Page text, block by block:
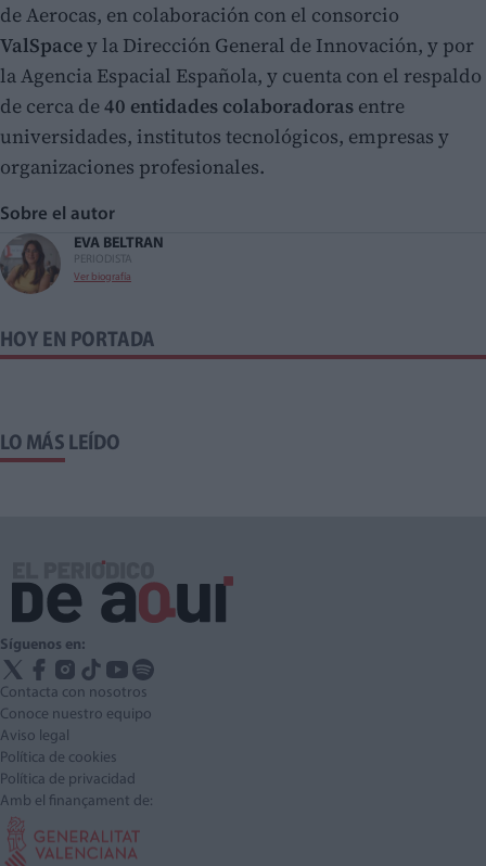
de Aerocas, en colaboración con el consorcio
ValSpacey la Dirección General de Innovación, y por
la Agencia Espacial Española, y cuenta con el respaldo
de cerca de40 entidades colaboradoras entre
universidades, institutos tecnológicos, empresas y
organizaciones profesionales.
Sobre el autor
EVA BELTRAN
PERIODISTA
Ver biografía
HOY EN PORTADA
LO MÁS LEÍDO
Síguenos en:
Contacta con nosotros
Conoce nuestro equipo
Aviso legal
Política de cookies
Política de privacidad
Amb el finançament de: